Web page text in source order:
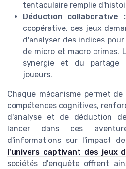
tentaculaire remplie
Déduction collaborative :
coopérative, ces jeux
d'analyser des indices
de micro et macro crimes.
synergie et du partage
joueurs.
Chaque mécanisme permet
compétences cognitives,
d'analyse et de déduction
lancer dans ces
d'informations sur l'impact
l'univers captivant des jeux
sociétés d'enquête offrent